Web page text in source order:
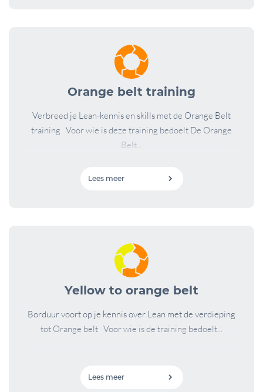
Orange belt training
Verbreed je Lean-kennis en skills met de Orange Belt
training Voor wie is deze training bedoelt De Orange
Belt...
Lees meer
Yellow to orange belt
Borduur voort op je kennis over Lean met de verdieping
tot Orange belt Voor wie is de training bedoelt...
Lees meer